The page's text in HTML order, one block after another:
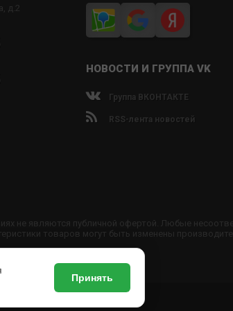
д.2
НОВОСТИ И ГРУППА VK
Группа ВКОНТАКТЕ
RSS-лента новостей
не являются публичной офертой. Любые
товаров могут быть изменены
Принять